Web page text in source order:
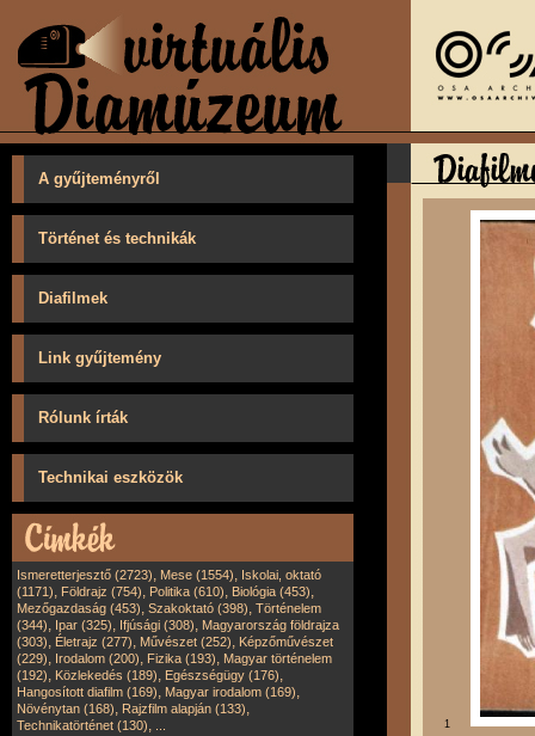
A gyűjteményről
Történet és technikák
Diafilmek
Link gyűjtemény
Rólunk írták
Technikai eszközök
Ismeretterjesztő (2723), Mese (1554), Iskolai, oktató
(1171), Földrajz (754), Politika (610), Biológia (453),
Mezőgazdaság (453), Szakoktató (398), Történelem
(344), Ipar (325), Ifjúsági (308), Magyarország földrajza
(303), Életrajz (277), Művészet (252), Képzőművészet
(229), Irodalom (200), Fizika (193), Magyar történelem
(192), Közlekedés (189), Egészségügy (176),
Hangosított diafilm (169), Magyar irodalom (169),
Növénytan (168), Rajzfilm alapján (133),
Technikatörténet (130), 1